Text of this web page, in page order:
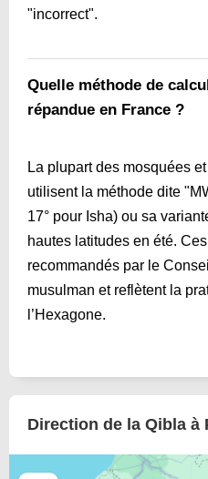
"incorrect".
Quelle méthode de
répandue en France ?
La plupart des mosquées
utilisent la méthode dite
17° pour Isha) ou sa
hautes latitudes en été.
recommandés par le
musulman et reflètent la
l’Hexagone.
Direction de la Qibla à